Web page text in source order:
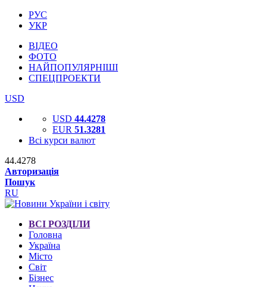
РУС
УКР
ВІДЕО
ФОТО
НАЙПОПУЛЯРНІШІ
СПЕЦПРОЕКТИ
USD
USD 44.4278
EUR 51.3281
Всі курси валют
44.4278
Авторизація
Пошук
RU
ВСІ РОЗДІЛИ
Головна
Україна
Місто
Світ
Бізнес